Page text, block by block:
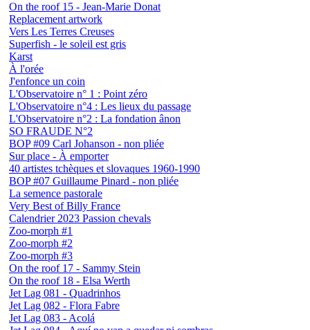
On the roof 15 - Jean-Marie Donat
Replacement artwork
Vers Les Terres Creuses
Superfish - le soleil est gris
Karst
À l'orée
J'enfonce un coin
L'Observatoire n° 1 : Point zéro
L'Observatoire n°4 : Les lieux du passage
L'Observatoire n°2 : La fondation ânon
SO FRAUDE N°2
BOP #09 Carl Johanson - non pliée
Sur place - À emporter
40 artistes tchèques et slovaques 1960-1990
BOP #07 Guillaume Pinard - non pliée
La semence pastorale
Very Best of Billy France
Calendrier 2023 Passion chevals
Zoo-morph #1
Zoo-morph #2
Zoo-morph #3
On the roof 17 - Sammy Stein
On the roof 18 - Elsa Werth
Jet Lag 081 - Quadrinhos
Jet Lag 082 - Flora Fabre
Jet Lag 083 - Acolá